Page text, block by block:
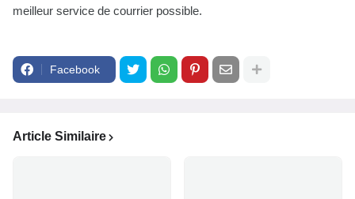
meilleur service de courrier possible.
Facebook
Article Similaire